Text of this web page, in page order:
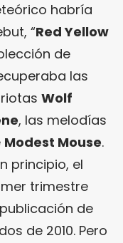
habría
“Red Yellow
de
las
Wolf
, las melodías
Modest Mouse.
principio, el
trimestre
de
de 2010. Pero